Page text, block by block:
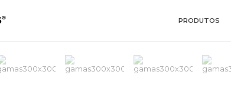
PRODUTOS